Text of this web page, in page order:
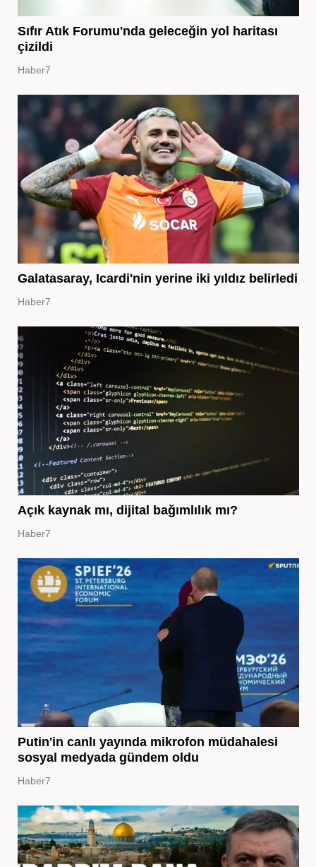
Sıfır Atık Forumu'nda geleceğin yol haritası
çizildi
Haber7
Galatasaray, Icardi'nin yerine iki yıldız belirledi
Haber7
Açık kaynak mı, dijital bağımlılık mı?
Haber7
Putin'in canlı yayında mikrofon müdahalesi
sosyal medyada gündem oldu
Haber7